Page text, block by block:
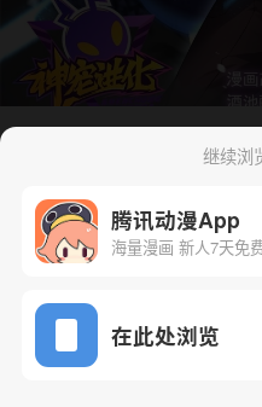
继续浏
腾讯动漫App
海量漫画 新人7天免
在此处浏览